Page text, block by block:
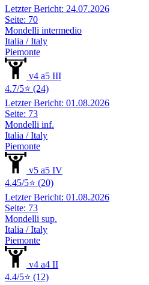
Letzter Bericht: 24.07.2026
Seite: 70
Mondelli intermedio
Italia / Italy
Piemonte
v4 a5 III
4.7/5⭐ (24)
Letzter Bericht: 01.08.2026
Seite: 73
Mondelli inf.
Italia / Italy
Piemonte
v5 a5 IV
4.45/5⭐ (20)
Letzter Bericht: 01.08.2026
Seite: 73
Mondelli sup.
Italia / Italy
Piemonte
v4 a4 II
4.4/5⭐ (12)